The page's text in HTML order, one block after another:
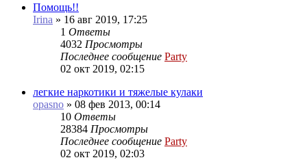
Помощь!!
Irina » 16 авг 2019, 17:25
1 Ответы
4032 Просмотры
Последнее сообщение Party
02 окт 2019, 02:15
легкие наркотики и тяжелые кулаки
opasno » 08 фев 2013, 00:14
10 Ответы
28384 Просмотры
Последнее сообщение Party
02 окт 2019, 02:03